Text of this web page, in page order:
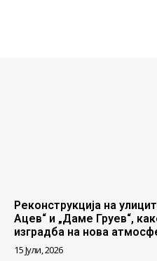
Реконструкција на
Ацев“ и „Даме Груев“,
изградба на нова
15 Јули, 2026